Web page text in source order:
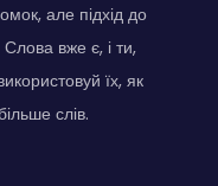
але підхід до
вже є, і ти,
їх, як
слів.